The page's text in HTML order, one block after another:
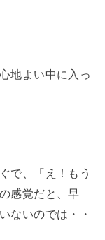
地よい中に入っ
で、「え！もう
感覚だと、早
ないのでは・・